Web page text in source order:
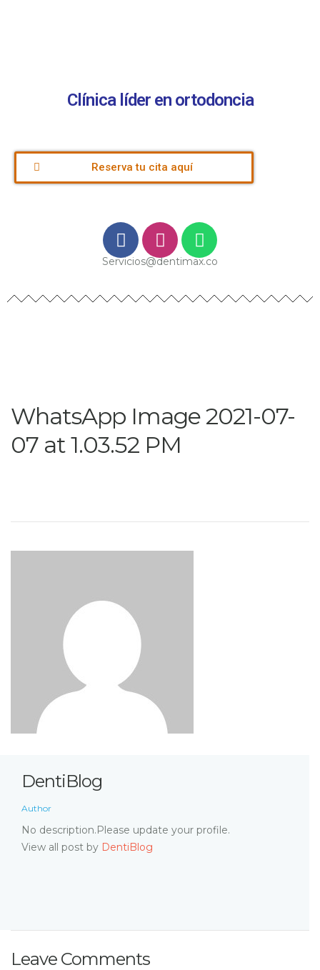
Clínica líder en ortodoncia
Reserva tu cita aquí
Servicios@dentimax.co
WhatsApp Image 2021-07-
07 at 1.03.52 PM
DentiBlog
Author
No description.Please update your profile.
View all post by DentiBlog
Leave Comments